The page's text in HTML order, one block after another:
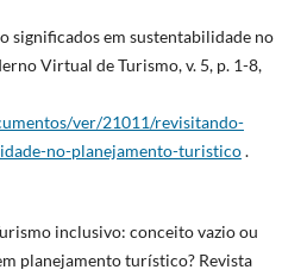
significados em sustentabilidade no
Virtual de Turismo, v. 5, p. 1-8,
ver/21011/revisitando-
no-planejamento-turistico.
inclusivo: conceito vazio ou
planejamento turístico? Revista